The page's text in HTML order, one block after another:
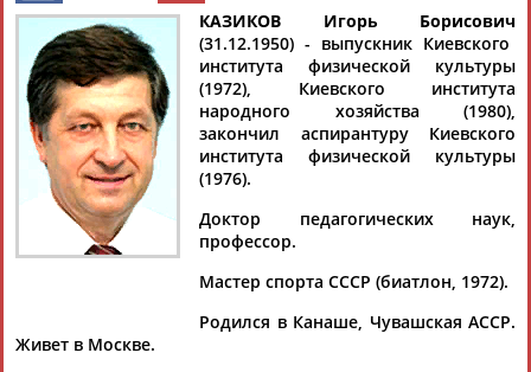
Найдено: 13181персон Расширенный поиск
Аслаудин
АБАЕВ
Елена
АБАИМОВА
Мария
Юлия
АБАСОВА
АБАЧАРАЕВ
АБАШИДЗЕ
Биатлон Триатлон
КАЗИКОВ Игорь Борисович
(31.12.1950) - выпускник Киевского
института физической культуры
(1972), Киевского института
народного хозяйства (1980),
закончил аспирантуру Киевского
института физической культуры
(1976).
Доктор педагогических наук,
профессор.
Мастер спорта СССР (биатлон, 1972).
Родился в Канаше, Чувашская АССР.
Живет в Москве.